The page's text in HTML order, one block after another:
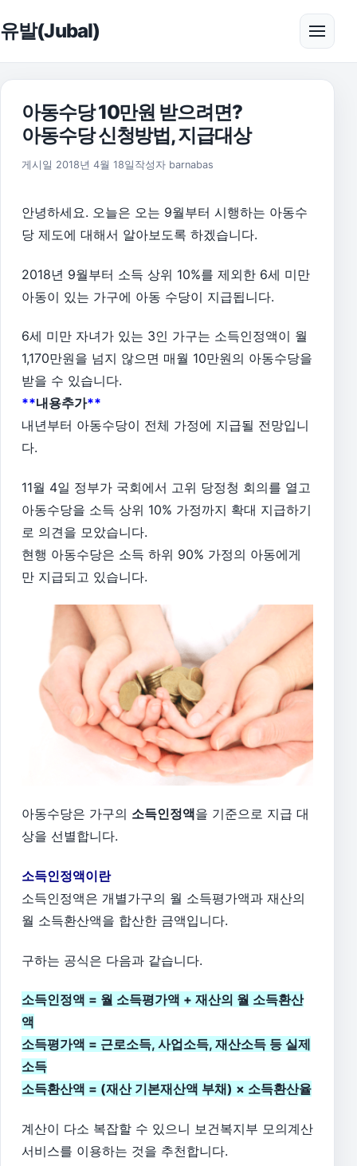
유발(Jubal) 메뉴
아동수당 10만원 받으려면?
아동수당 신청방법, 지급대상
게시일 2018년 4월 18일 2026년 8월 1일
작성자 barnabas
안녕하세요. 오늘은 오는 9월부터 시행하는 아동수
당 제도에 대해서 알아보도록 하겠습니다.
2018년 9월부터 소득 상위 10%를 제외한 6세 미만
아동이 있는 가구에 아동 수당이 지급됩니다.
6세 미만 자녀가 있는 3인 가구는 소득인정액이 월
1,170만원을 넘지 않으면 매월 10만원의 아동수당을
받을 수 있습니다.
**내용추가**
내년부터 아동수당이 전체 가정에 지급될 전망입니
다.
11월 4일 정부가 국회에서 고위 당정청 회의를 열고
아동수당을 소득 상위 10% 가정까지 확대 지급하기
로 의견을 모았습니다.
현행 아동수당은 소득 하위 90% 가정의 아동에게
만 지급되고 있습니다.
아동수당은 가구의 소득인정액을 기준으로 지급 대
상을 선별합니다.
소득인정액이란
소득인정액은 개별가구의 월 소득평가액과 재산의
월 소득환산액을 합산한 금액입니다.
구하는 공식은 다음과 같습니다.
소득인정액 = 월 소득평가액 + 재산의 월 소득환산
액
소득평가액 = 근로소득, 사업소득, 재산소득 등 실제
소득
소득환산액 = (재산 기본재산액 부채) × 소득환산율
계산이 다소 복잡할 수 있으니 보건복지부 모의계산
서비스를 이용하는 것을 추천합니다.